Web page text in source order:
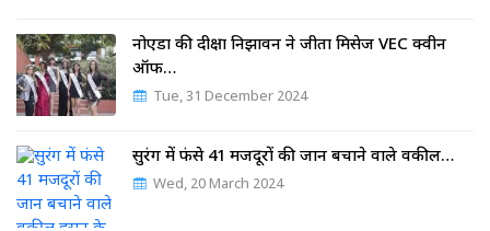
नोएडा की दीक्षा निझावन ने जीता मिसेज VEC क्वीन
ऑफ…
Tue, 31 December 2024
सुरंग में फंसे 41 मजदूरों की जान बचाने वाले वकील…
Wed, 20 March 2024